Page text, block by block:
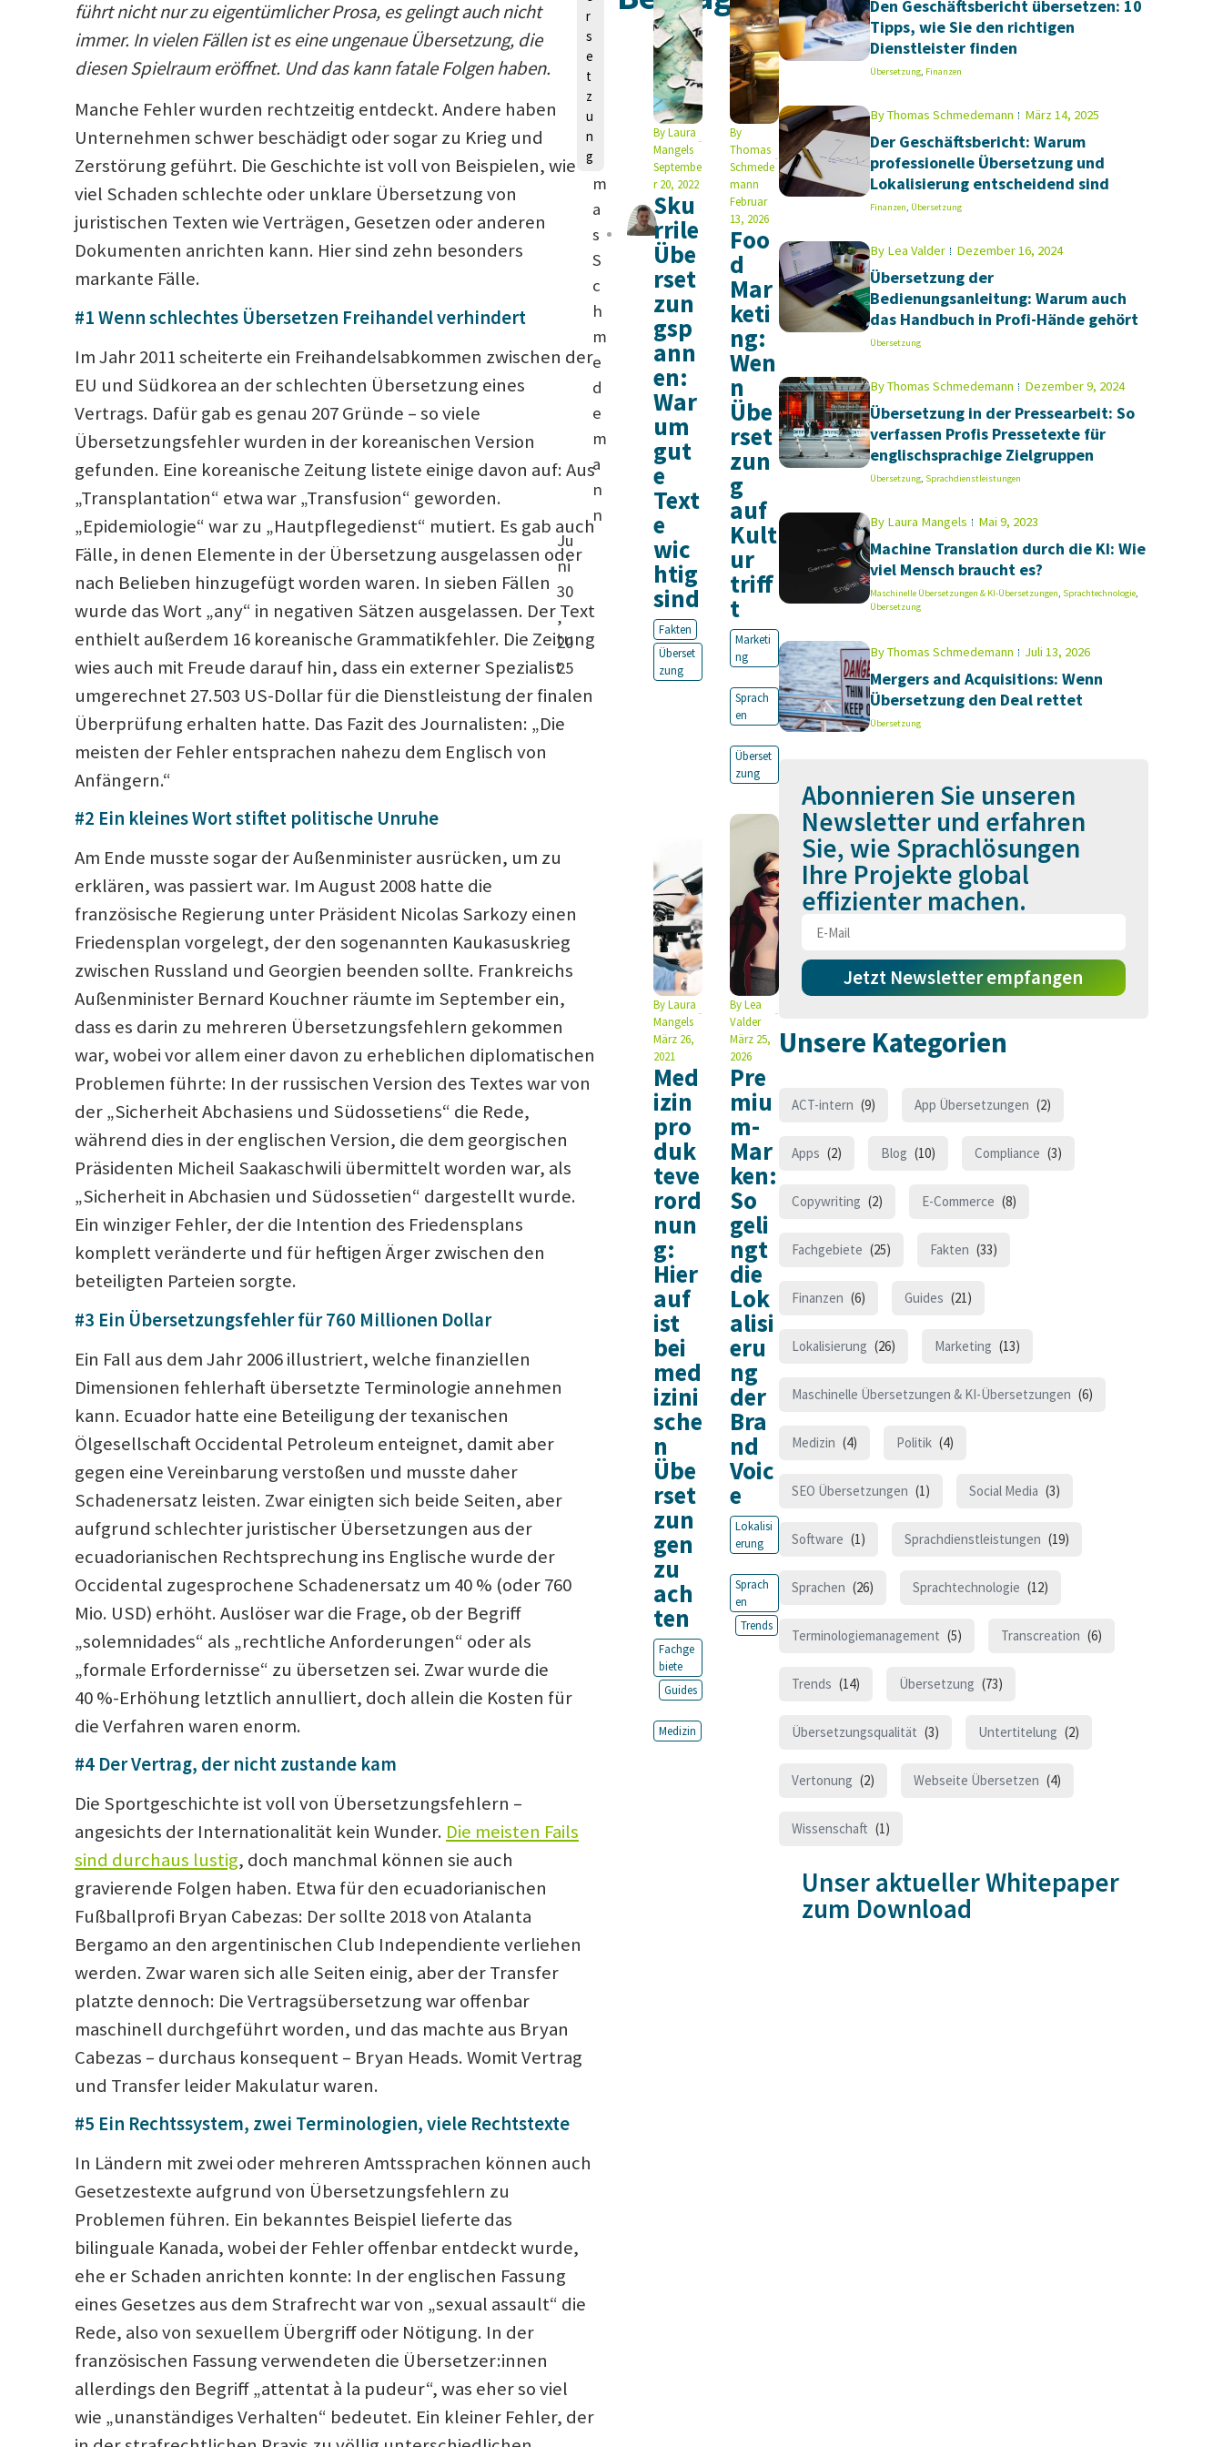
führt nicht nur zu eigentümlicher Prosa, es gelingt auch nicht
immer. In vielen Fällen ist es eine ungenaue Übersetzung, die
diesen Spielraum eröffnet. Und das kann fatale Folgen haben.
Manche Fehler wurden rechtzeitig entdeckt. Andere haben
Unternehmen schwer beschädigt oder sogar zu Krieg und
Zerstörung geführt. Die Geschichte ist voll von Beispielen, wie
viel Schaden schlechte oder unklare Übersetzung von
juristischen Texten wie Verträgen, Gesetzen oder anderen
Dokumenten anrichten kann. Hier sind zehn besonders
markante Fälle.
#1 Wenn schlechtes Übersetzen Freihandel verhindert
Im Jahr 2011 scheiterte ein Freihandelsabkommen zwischen der
EU und Südkorea an der schlechten Übersetzung eines
Vertrags. Dafür gab es genau 207 Gründe – so viele
Übersetzungsfehler wurden in der koreanischen Version
gefunden. Eine koreanische Zeitung listete einige davon auf: Aus
„Transplantation“ etwa war „Transfusion“ geworden.
„Epidemiologie“ war zu „Hautpflegedienst“ mutiert. Es gab auch
Fälle, in denen Elemente in der Übersetzung ausgelassen oder
nach Belieben hinzugefügt worden waren. In sieben Fällen
wurde das Wort „any“ in negativen Sätzen ausgelassen. Der Text
enthielt außerdem 16 koreanische Grammatikfehler. Die Zeitung
wies auch mit Freude darauf hin, dass ein externer Spezialist
umgerechnet 27.503 US-Dollar für die Dienstleistung der finalen
Überprüfung erhalten hatte. Das Fazit des Journalisten: „Die
meisten der Fehler entsprachen nahezu dem Englisch von
Anfängern.“
#2 Ein kleines Wort stiftet politische Unruhe
Am Ende musste sogar der Außenminister ausrücken, um zu
erklären, was passiert war. Im August 2008 hatte die
französische Regierung unter Präsident Nicolas Sarkozy einen
Friedensplan vorgelegt, der den sogenannten Kaukasuskrieg
zwischen Russland und Georgien beenden sollte. Frankreichs
Außenminister Bernard Kouchner räumte im September ein,
dass es darin zu mehreren Übersetzungsfehlern gekommen
war, wobei vor allem einer davon zu erheblichen diplomatischen
Problemen führte: In der russischen Version des Textes war von
der „Sicherheit Abchasiens und Südossetiens“ die Rede,
während dies in der englischen Version, die dem georgischen
Präsidenten Micheil Saakaschwili übermittelt worden war, als
„Sicherheit in Abchasien und Südossetien“ dargestellt wurde.
Ein winziger Fehler, der die Intention des Friedensplans
komplett veränderte und für heftigen Ärger zwischen den
beteiligten Parteien sorgte.
#3 Ein Übersetzungsfehler für 760 Millionen Dollar
Ein Fall aus dem Jahr 2006 illustriert, welche finanziellen
Dimensionen fehlerhaft übersetzte Terminologie annehmen
kann. Ecuador hatte eine Beteiligung der texanischen
Ölgesellschaft Occidental Petroleum enteignet, damit aber
gegen eine Vereinbarung verstoßen und musste daher
Schadenersatz leisten. Zwar einigten sich beide Seiten, aber
aufgrund schlechter juristischer Übersetzungen aus der
ecuadorianischen Rechtsprechung ins Englische wurde der
Occidental zugesprochene Schadenersatz um 40 % (oder 760
Mio. USD) erhöht. Auslöser war die Frage, ob der Begriff
„solemnidades“ als „rechtliche Anforderungen“ oder als
„formale Erfordernisse“ zu übersetzen sei. Zwar wurde die
40 %-Erhöhung letztlich annulliert, doch allein die Kosten für
die Verfahren waren enorm.
#4 Der Vertrag, der nicht zustande kam
Die Sportgeschichte ist voll von Übersetzungsfehlern –
angesichts der Internationalität kein Wunder. Die meisten Fails
sind durchaus lustig, doch manchmal können sie auch
gravierende Folgen haben. Etwa für den ecuadorianischen
Fußballprofi Bryan Cabezas: Der sollte 2018 von Atalanta
Bergamo an den argentinischen Club Independiente verliehen
werden. Zwar waren sich alle Seiten einig, aber der Transfer
platzte dennoch: Die Vertragsübersetzung war offenbar
maschinell durchgeführt worden, und das machte aus Bryan
Cabezas – durchaus konsequent – Bryan Heads. Womit Vertrag
und Transfer leider Makulatur waren.
#5 Ein Rechtssystem, zwei Terminologien, viele Rechtstexte
In Ländern mit zwei oder mehreren Amtssprachen können auch
Gesetzestexte aufgrund von Übersetzungsfehlern zu
Problemen führen. Ein bekanntes Beispiel lieferte das
bilinguale Kanada, wobei der Fehler offenbar entdeckt wurde,
ehe er Schaden anrichten konnte: In der englischen Fassung
eines Gesetzes aus dem Strafrecht war von „sexual assault“ die
Rede, also von sexuellem Übergriff oder Nötigung. In der
französischen Fassung verwendeten die Übersetzer:innen
allerdings den Begriff „attentat à la pudeur“, was eher so viel
wie „unanständiges Verhalten“ bedeutet. Ein kleiner Fehler, der
m
a
s
S
c
h
m
e
d
e
m
a
n
n
Ju
ni
30
,
20
25
r
s
e
t
z
u
n
g
ByLaura
Mangels
Septembe
r 20, 2022
Sku
rrile
Übe
rset
zun
gsp
ann
en:
War
um
gut
e
Text
e
wic
htig
sind
Fakten
Überset
zung
By
Thomas
Schmede
mann
Februar
13, 2026
Foo
d
Mar
keti
ng:
Wen
n
Übe
rset
zun
g
auf
Kult
ur
triff
t
Marketi
ng
Sprach
en
Überset
zung
ByLaura
Mangels
März 26,
2021
Med
izin
pro
duk
teve
rord
nun
g:
Hier
auf
ist
bei
med
izini
sche
n
Übe
rset
zun
gen
zu
ach
ten
Fachge
biete
Guides
Medizin
ByLea
Valder
März 25,
2026
Pre
miu
m-
Mar
ken:
So
geli
ngt
die
Lok
alisi
eru
ng
der
Bra
nd
Voic
e
Lokalisi
erung
Sprach
en
Trends
Den Geschäftsbericht übersetzen: 10
Tipps, wie Sie den richtigen
Dienstleister finden
Übersetzung, Finanzen
ByThomas Schmedemann März 14, 2025
Der Geschäftsbericht: Warum
professionelle Übersetzung und
Lokalisierung entscheidend sind
Finanzen, Übersetzung
ByLea Valder Dezember 16, 2024
Übersetzung der
Bedienungsanleitung: Warum auch
das Handbuch in Profi-Hände gehört
Übersetzung
ByThomas Schmedemann Dezember 9, 2024
Übersetzung in der Pressearbeit: So
verfassen Profis Pressetexte für
englischsprachige Zielgruppen
Übersetzung, Sprachdienstleistungen
ByLaura Mangels Mai 9, 2023
Machine Translation durch die KI: Wie
viel Mensch braucht es?
Maschinelle Übersetzungen & KI-Übersetzungen, Sprachtechnologie,
Übersetzung
ByThomas Schmedemann Juli 13, 2026
Mergers and Acquisitions: Wenn
Übersetzung den Deal rettet
Übersetzung
Abonnieren Sie unseren
Newsletter und erfahren
Sie, wie Sprachlösungen
Ihre Projekte global
effizienter machen.
Jetzt Newsletter empfangen
Unsere Kategorien
ACT-intern (9) App Übersetzungen (2)
Apps (2) Blog (10) Compliance (3)
Copywriting (2) E-Commerce (8)
Fachgebiete (25) Fakten (33)
Finanzen (6) Guides (21)
Lokalisierung (26) Marketing (13)
Maschinelle Übersetzungen & KI-Übersetzungen (6)
Medizin (4) Politik (4)
SEO Übersetzungen (1) Social Media (3)
Software (1) Sprachdienstleistungen (19)
Sprachen (26) Sprachtechnologie (12)
Terminologiemanagement (5) Transcreation (6)
Trends (14) Übersetzung (73)
Übersetzungsqualität (3) Untertitelung (2)
Vertonung (2) Webseite Übersetzen (4)
Wissenschaft (1)
Unser aktueller Whitepaper
zum Download